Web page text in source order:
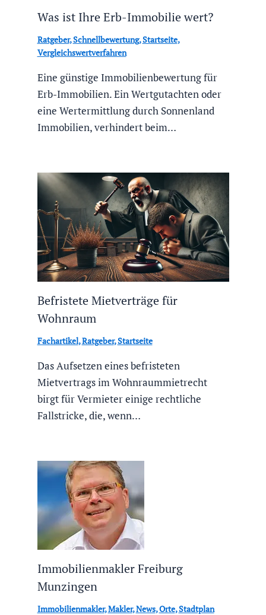
Was ist Ihre Erb-Immobilie wert?
Ratgeber,Schnellbewertung,Startseite,
Vergleichswertverfahren
Eine günstige Immobilienbewertung für
Erb-Immobilien. Ein Wertgutachten oder
eine Wertermittlung durch Sonnenland
Immobilien, verhindert beim…
Befristete Mietverträge für
Wohnraum
Fachartikel,Ratgeber,Startseite
Das Aufsetzen eines befristeten
Mietvertrags im Wohnraummietrecht
birgt für Vermieter einige rechtliche
Fallstricke, die, wenn…
Immobilienmakler Freiburg
Munzingen
Immobilienmakler,Makler,News,Orte,Stadtplan